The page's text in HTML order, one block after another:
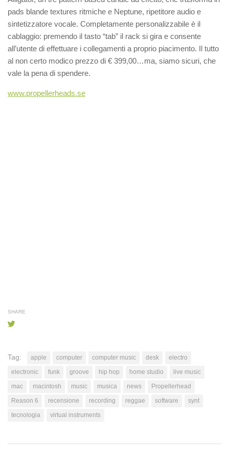
pads blande textures ritmiche e Neptune, ripetitore audio e
sintetizzatore vocale. Completamente personalizzabile è il
cablaggio: premendo il tasto “tab” il rack si gira e consente
all’utente di effettuare i collegamenti a proprio piacimento. Il tutto
al non certo modico prezzo di € 399,00…ma, siamo sicuri, che
vale la pena di spendere.
www.propellerheads.se
SHARE
Tag: apple computer computer music desk
electro
electronic
funk groove hip hop home studio
live music
mac
macintosh music musica news
Propellerhead
Reason 6
recensione recording reggae software
synt
tecnologia
virtual instruments